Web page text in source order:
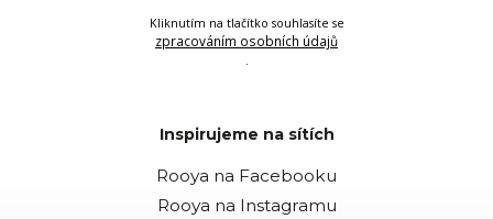
Kliknutím na tlačítko souhlasíte se
zpracováním osobních údajů
.
Inspirujeme na sítích
Rooya na Facebooku
Rooya na Instagramu